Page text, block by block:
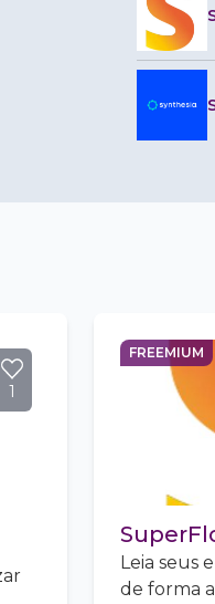
1
FREEMIUM
Leia seus
de forma